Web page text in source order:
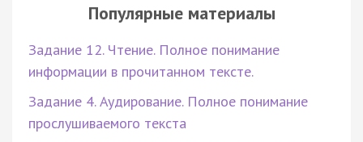
Популярные материалы
Задание 12. Чтение. Полное понимание
информации в прочитанном тексте.
Задание 4. Аудирование. Полное понимание
прослушиваемого текста